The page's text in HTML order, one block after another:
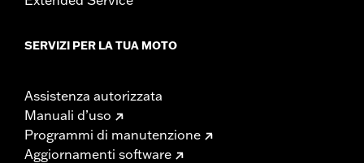
SERVIZI PER LA TUA MOTO
Assistenza autorizzata
Manuali d’uso
Programmi di manutenzione
Aggiornamenti software